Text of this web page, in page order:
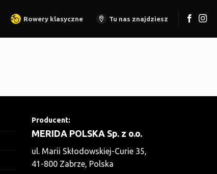
Rowery klasyczne Tu nas znajdziesz
Producent:
MERIDA POLSKA Sp. z o.o.
ul. Marii Skłodowskiej-Curie 35,
41-800 Zabrze, Polska